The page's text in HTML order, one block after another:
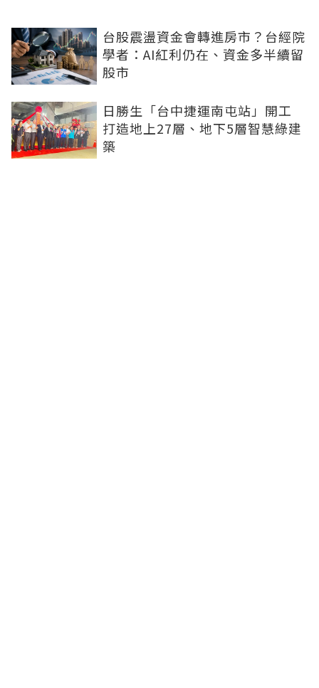
台股震盪資金會轉進房市？台經院
學者：AI紅利仍在、資金多半續留
股市
日勝生「台中捷運南屯站」開工
打造地上27層、地下5層智慧綠建
築